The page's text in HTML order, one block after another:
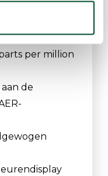
van
per million
de